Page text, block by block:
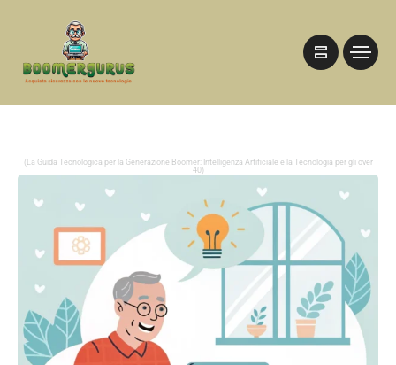
(La Guida Tecnologica per la Generazione Boomer: Intelligenza Artificiale e la Tecnologia per gli over
40)